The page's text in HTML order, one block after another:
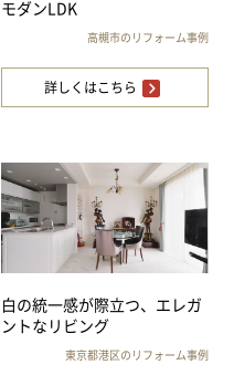
モダンLDK
高槻市のリフォーム事例
詳しくはこちら
白の統一感が際立つ、エレガ
ントなリビング
東京都港区のリフォーム事例